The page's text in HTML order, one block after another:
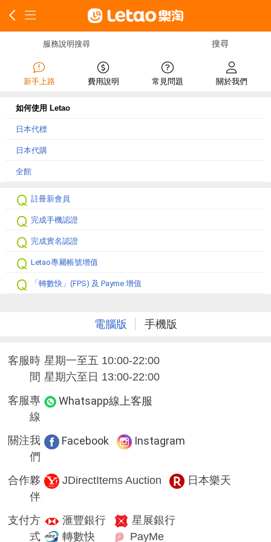
服務說明搜尋
新手上路 費用說明 常見問題 關於我們
如何使用 Letao
日本代標
日本代購
全館
註冊新會員
完成手機認證
完成實名認證
Letao專屬帳號增值
「轉數快」(FPS) 及 Payme 增值
電腦版 手機版
客服時
間
星期一至五 10:00-22:00
星期六至日 13:00-22:00
客服專
線
Whatsapp線上客服
關注我
們
Facebook Instagram
合作夥
伴
JDirectItems Auction 日本樂天
支付方
式
滙豐銀行
星展銀行
轉數快
PayMe